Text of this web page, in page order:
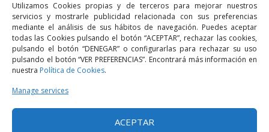
Utilizamos Cookies propias y de terceros para mejorar nuestros
servicios y mostrarle publicidad relacionada con sus preferencias
mediante el análisis de sus hábitos de navegación. Puedes aceptar
todas las Cookies pulsando el botón “ACEPTAR”, rechazar las cookies,
pulsando el botón “DENEGAR” o configurarlas para rechazar su uso
pulsando el botón “VER PREFERENCIAS”. Encontrará más información en
nuestra Política de Cookies.
Manage services
ACEPTAR
bcn@bellavistalegal.eu
GRANOLLERS
C/ Sant Jaume, 16 1r, 08401 Granollers (Bcn)
+34 93 860 39 60
grn@bellavistalegal.eu
MADRID
C/ Serrano 114, 2º izq. 28006 Madrid.
+34 91 431 98 21 | +34 91 431 98 95